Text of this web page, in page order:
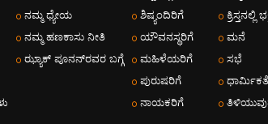
ನಮ್ಮ ಧ್ಯೇಯ
ನಮ್ಮ ಹಣಕಾಸು ನೀತಿ
ಝ್ಯಾಕ್ ಪೂನನ್‌ರವರ ಬಗ್ಗೆ
ಶಿಷ್ಯಂದಿರಿಗೆ
ಯೌವನಸ್ಥರಿಗೆ
ಮಹಿಳೆಯರಿಗೆ
ಪುರುಷರಿಗೆ
ನಾಯಕರಿಗೆ
ಕ್ರಿಸ್ತನಲ್ಲಿ
ಮನೆ
ಸಭೆ